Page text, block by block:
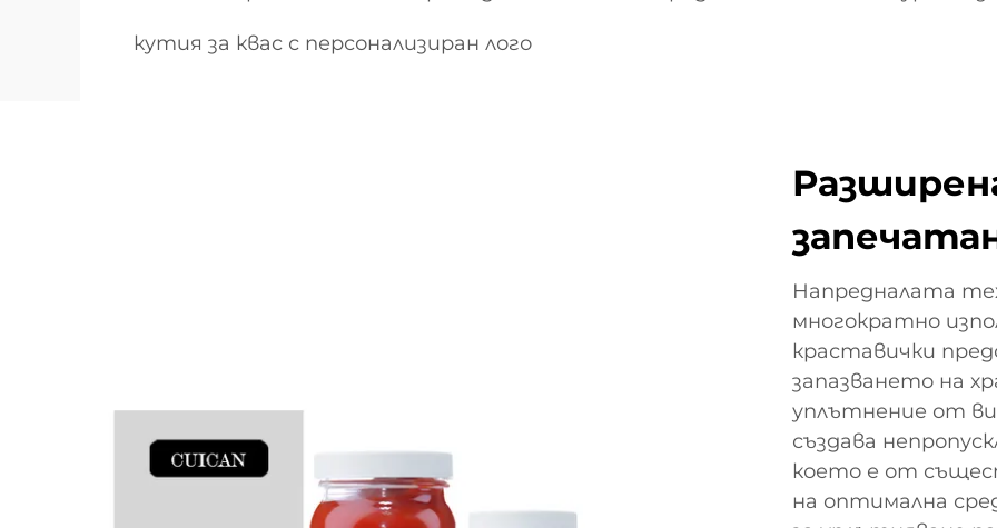
кутия за квас с персонализиран лого
Напредналата
многократно
краставички
запазването на
уплътнение от
създава
което е от
на оптимална